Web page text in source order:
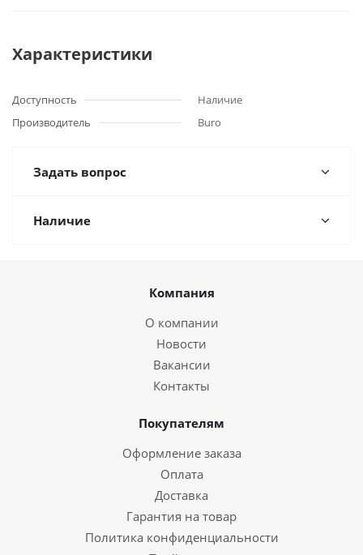
Характеристики
Доступность
Наличие
Производитель
Buro
Задать вопрос
Наличие
Компания
О компании
Новости
Вакансии
Контакты
Покупателям
Оформление заказа
Оплата
Доставка
Гарантия на товар
Политика конфиденциальности